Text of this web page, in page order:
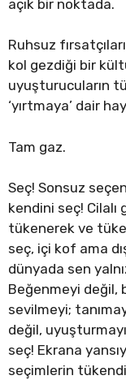
açık bir noktada.
Ruhsuz
kol gezdiği bir
uyuşturucuların
‘yırtmaya’ dair
Tam gaz.
Seç! Sonsuz
kendini seç!
tükenerek ve
seç, içi kof ama
dünyada sen
Beğenmeyi değil,
sevilmeyi;
değil,
seç! Ekrana
seçimlerin